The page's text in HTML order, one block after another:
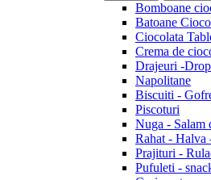
Bomboane
Batoane
Ciocolata
Crema de
Drajeuri -
Napolitane
Biscuiti -
Piscoturi
Nuga - Salam
Rahat - Halva
Prajituri -
Pufuleti -